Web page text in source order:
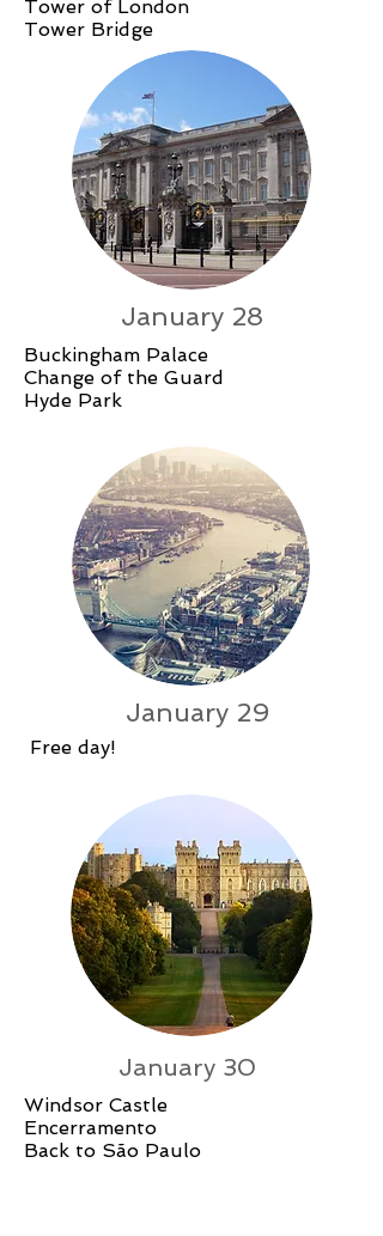
Tower of London
Tower Bridge
January 28
Buckingham Palace
Change of the Guard
Hyde Park
January 29
Free day!
January 30
Windsor Castle
Encerramento
Back to São Paulo